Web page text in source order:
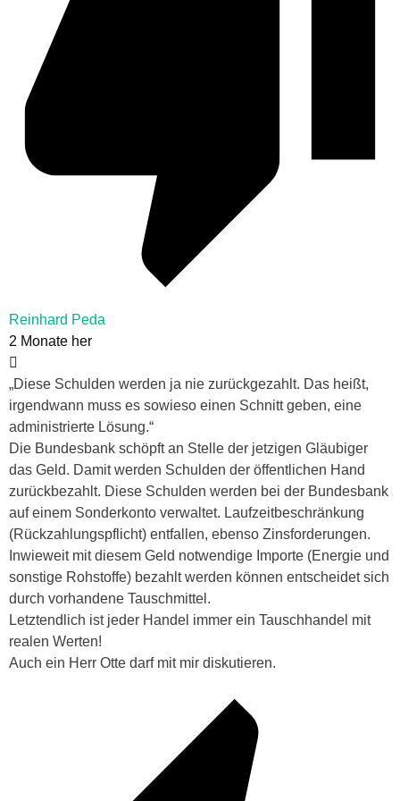
Reinhard Peda
2 Monate her
„Diese Schulden werden ja nie zurückgezahlt. Das heißt,
irgendwann muss es sowieso einen Schnitt geben, eine
administrierte Lösung.“
Die Bundesbank schöpft an Stelle der jetzigen Gläubiger
das Geld. Damit werden Schulden der öffentlichen Hand
zurückbezahlt. Diese Schulden werden bei der Bundesbank
auf einem Sonderkonto verwaltet. Laufzeitbeschränkung
(Rückzahlungspflicht) entfallen, ebenso Zinsforderungen.
Inwieweit mit diesem Geld notwendige Importe (Energie und
sonstige Rohstoffe) bezahlt werden können entscheidet sich
durch vorhandene Tauschmittel.
Letztendlich ist jeder Handel immer ein Tauschhandel mit
realen Werten!
Auch ein Herr Otte darf mit mir diskutieren.